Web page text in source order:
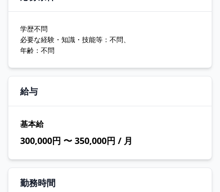
学歴不問
必要な経験・知識・技能等：不問、
年齢：不問
給与
基本給
300,000円 〜 350,000円 / 月
勤務時間